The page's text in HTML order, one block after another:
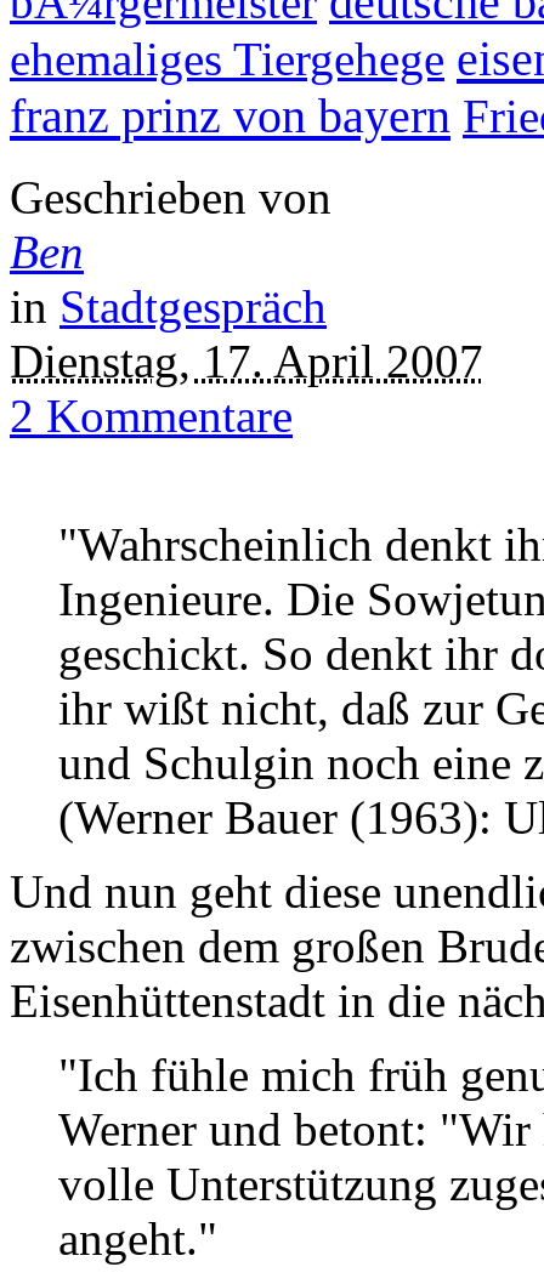
ehemaliges Tiergehege
franz prinz von bayern
Geschrieben von
Ben
in Stadtgespräch
Dienstag, 17. April 2007
2 Kommentare
"Wahrscheinlich denkt
Ingenieure. Die
geschickt. So denkt ihr
ihr wißt nicht, daß zur
und Schulgin noch eine
(Werner Bauer (1963):
Und nun geht diese
zwischen dem großen
Eisenhüttenstadt in die
"Ich fühle mich früh
Werner und betont:
volle Unterstützung
angeht."